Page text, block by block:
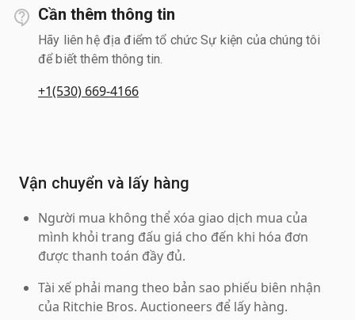
Cần thêm thông tin
Hãy liên hệ địa điểm tổ chức Sự kiện của chúng tôi
để biết thêm thông tin.
+1(530) 669-4166
Vận chuyển và lấy hàng
Người mua không thể xóa giao dịch mua của
mình khỏi trang đấu giá cho đến khi hóa đơn
được thanh toán đầy đủ.
Tài xế phải mang theo bản sao phiếu biên nhận
của Ritchie Bros. Auctioneers để lấy hàng.